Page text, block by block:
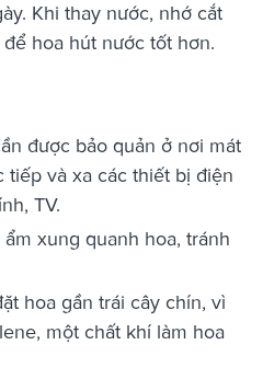
Khi thay nước, nhớ cắt
hoa hút nước tốt hơn.
được bảo quản ở nơi mát
tiếp và xa các thiết bị điện
TV.
xung quanh hoa, tránh
hoa gần trái cây chín, vì
một chất khí làm hoa